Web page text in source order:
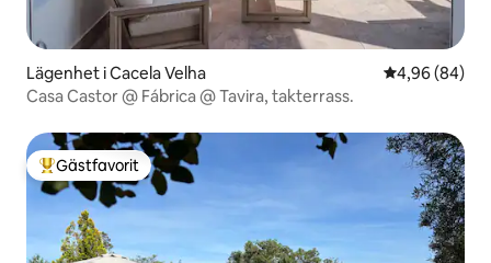
Lägenhet i Cacela Velha 4,96 av 5 i
4,96 (84)
Casa Castor @ Fábrica @ Tavira, takterrass.
Populär gästfavorit
Gästfavorit